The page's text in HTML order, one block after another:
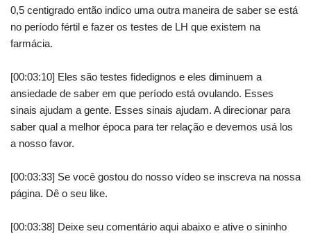
0,5 centigrado então indico uma outra maneira de saber se está
no período fértil e fazer os testes de LH que existem na
farmácia.
[00:03:10] Eles são testes fidedignos e eles diminuem a
ansiedade de saber em que período está ovulando. Esses
sinais ajudam a gente. Esses sinais ajudam. A direcionar para
saber qual a melhor época para ter relação e devemos usá los
a nosso favor.
[00:03:33] Se você gostou do nosso vídeo se inscreva na nossa
página. Dê o seu like.
[00:03:38] Deixe seu comentário aqui abaixo e ative o sininho